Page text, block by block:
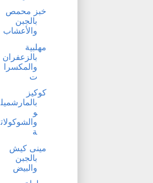
خبز محمص
بالجبن
والأعشاب
مهلبية
بالزعفران
والمكسرا
ت
كوكيز
بالمارشميل
و
والشوكولات
ة
مينى كيش
بالجبن
والبيض